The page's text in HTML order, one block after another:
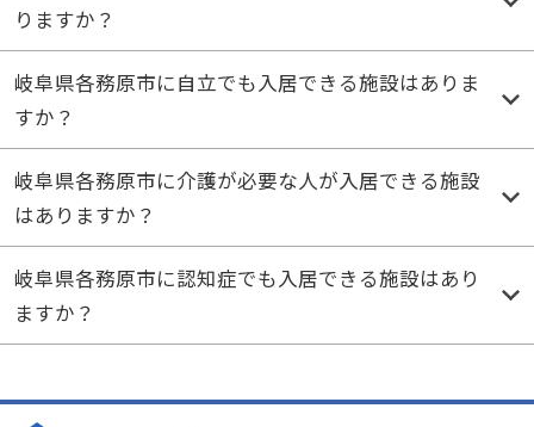
りますか？
岐阜県各務原市に自立でも入居できる施設はありま
すか？
岐阜県各務原市に介護が必要な人が入居できる施設
はありますか？
岐阜県各務原市に認知症でも入居できる施設はあり
ますか？